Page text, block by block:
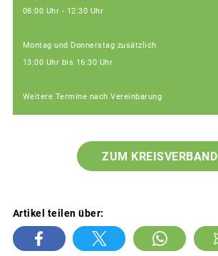
08:00 Uhr - 12:30 Uhr
Montag und Donnerstag zusätzlich
13:00 Uhr bis 16:30 Uhr
Weitere Termine nach Vereinbarung
ZUM KREISVERBAND
Artikel teilen über: